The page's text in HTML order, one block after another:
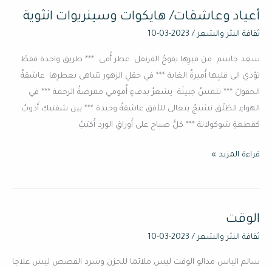
أَعياد وعاشقات/ هايكوات وسينريوات انثوية
ثقافة النثر والشعر/
2023-03-10
سعد جاسم من قبرِها يفوحُ القرنفل عطر أُمي *** طريق واحدة فقطْ
تؤدي الى قلبِها أَميرةُ الغابة *** في حقلِ الزهور تتباهى بعطرِها عاشقةُ
الحقولْ *** تلمسُ جبينَهَ يشعرُ بدفءٍ أُمومي ممرضةُ الرحمة *** في
الهواءِ الطَلْق نشيجٌ يتعالى للأفق عاشقةٌ وحيدة *** بين شفتيك أَذوبُ
كقطعةِ شوكولاتة *** كلُّ صباح على أَوراقِ الورد أَكتبُ
أَعياد
وعاشقات/
وسينريوات
انثوية
قراءة المزيد »
الوقت
ثقافة النثر والشعر /
2023-03-10
سالم الياس مدالو الوقت ليس ملائما للحزن وسرد القصص ليس علاجا
الوقت